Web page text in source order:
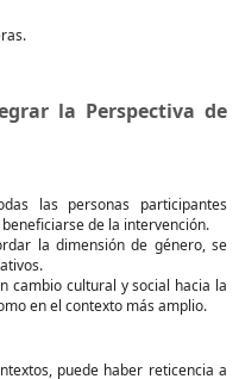
la Perspectiva de
las personas participantes
de la intervención.
la dimensión de género, se
cambio cultural y social hacia la
en el contexto más amplio.
puede haber reticencia a